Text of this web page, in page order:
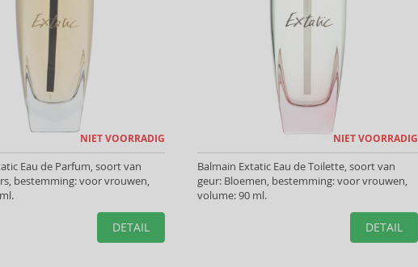
NIET VOORRADIG
Eau de Parfum, soort van
bestemming: voor vrouwen,
DETAIL
NIET VOORRADIG
Balmain Extatic Eau de Toilette, soort van
geur: Bloemen, bestemming: voor vrouwen,
volume: 90 ml.
DETAIL